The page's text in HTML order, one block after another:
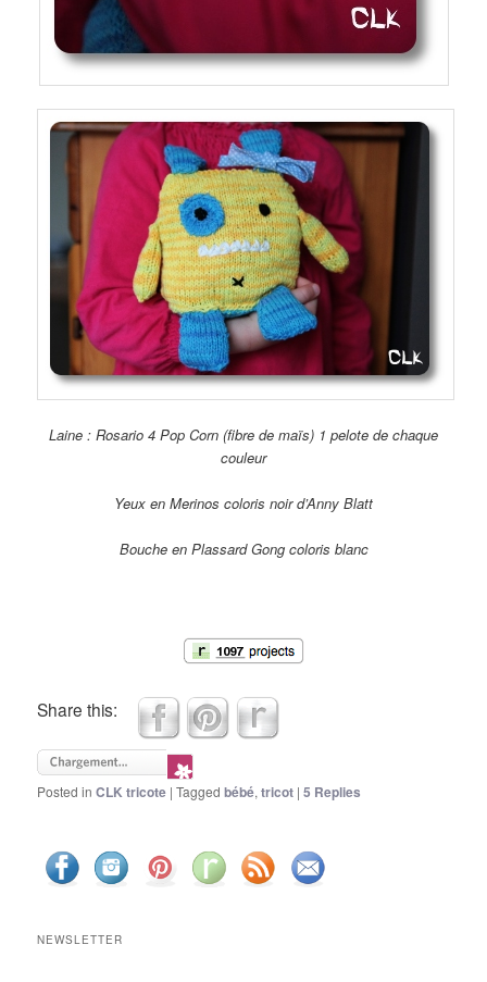
Laine : Rosario 4 Pop Corn (fibre de maïs) 1 pelote de chaque
couleur
Yeux en Merinos coloris noir d’Anny Blatt
Bouche en Plassard Gong coloris blanc
Share this:
Posted in CLK tricote |Tagged bébé,tricot |5 Replies
NEWSLETTER